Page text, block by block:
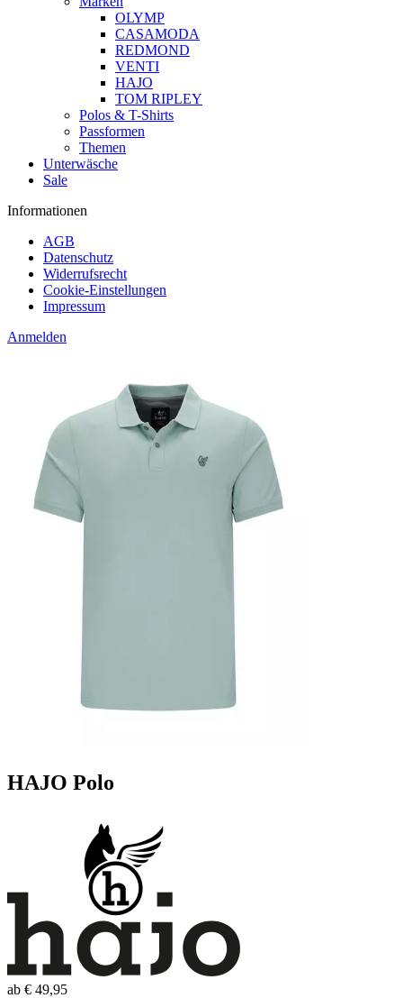
OLYMP
CASAMODA
REDMOND
VENTI
HAJO
TOM RIPLEY
Polos & T-Shirts
Passformen
Themen
Unterwäsche
Sale
Informationen
AGB
Datenschutz
Widerrufsrecht
Cookie-Einstellungen
Impressum
Anmelden
HAJO Polo
ab € 49,95